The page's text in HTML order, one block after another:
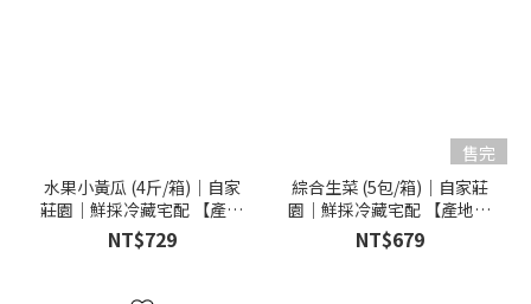
水果小黃瓜 (4斤/箱)｜自家
莊園｜鮮採冷藏宅配 【產地
直送含運組】
NT$729
售完
綜合生菜 (5包/箱)｜自家莊
園｜鮮採冷藏宅配 【產地直
送含運組】
NT$679